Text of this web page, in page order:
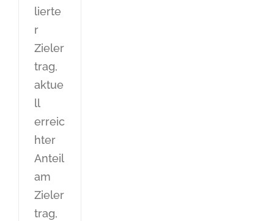
lierte
r
Zieler
trag,
aktue
ll
erreic
hter
Anteil
am
Zieler
trag,